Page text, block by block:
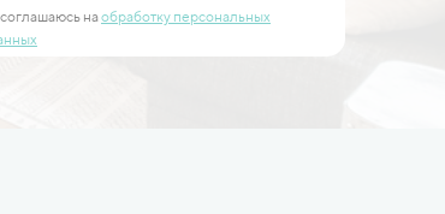
наобработку персональных